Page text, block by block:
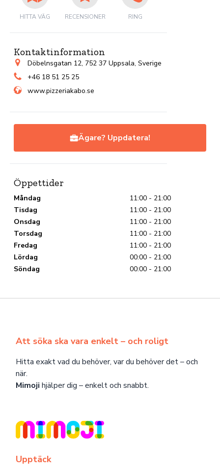
HITTA VÄG RECENSIONER RING
Kontaktinformation
Döbelnsgatan 12, 752 37 Uppsala, Sverige
+46 18 51 25 25
www.pizzeriakabo.se
Ägare? Uppdatera!
Öppettider
Måndag
11:00 - 21:00
Tisdag
11:00 - 21:00
Onsdag
11:00 - 21:00
Torsdag
11:00 - 21:00
Fredag
11:00 - 21:00
Lördag
00:00 - 21:00
Söndag
00:00 - 21:00
Att söka ska vara enkelt – och roligt
Hitta exakt vad du behöver, var du behöver det – och
när.
Mimoji hjälper dig – enkelt och snabbt.
Upptäck